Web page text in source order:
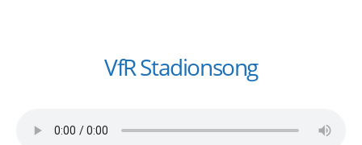
VfR Stadionsong